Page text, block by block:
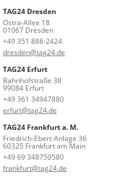
TAG24 Dresden
Ostra-Allee 18
01067 Dresden
+49 351 888-2424
dresden@tag24.de
TAG24 Erfurt
Bahnhofstraße 38
99084 Erfurt
+49 361 34947880
erfurt@tag24.de
TAG24 Frankfurt a. M.
Friedrich-Ebert-Anlage 36
60325 Frankfurt am Main
+49 69 348750580
frankfurt@tag24.de